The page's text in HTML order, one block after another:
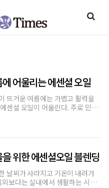
어울리는 에센셜 오일
뜨거운 여름에는 가볍고 활력을
센셜 오일이 어울린다. 주로 민트
물러가고 야외로 나가고 싶은 지
위한 에센셜오일 블렌딩
날씨가 사라지고 기온이 내려가
외보다는 실내에서 생활하는 시간